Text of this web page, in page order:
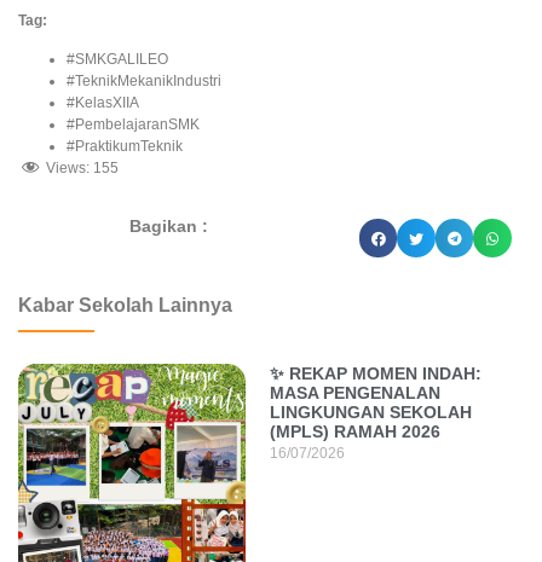
Tag:
#SMKGALILEO
#TeknikMekanikIndustri
#KelasXIIA
#PembelajaranSMK
#PraktikumTeknik
Views: 155
Bagikan :
Kabar Sekolah Lainnya
✨ REKAP MOMEN INDAH:
MASA PENGENALAN
LINGKUNGAN SEKOLAH
(MPLS) RAMAH 2026
16/07/2026